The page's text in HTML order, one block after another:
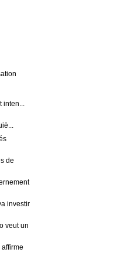
inten...
de
investir
veut un
affirme